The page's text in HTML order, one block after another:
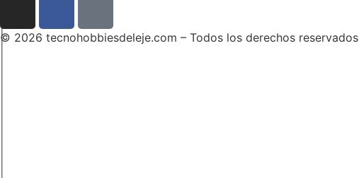
© 2026 tecnohobbiesdeleje.com – Todos los derechos reservados